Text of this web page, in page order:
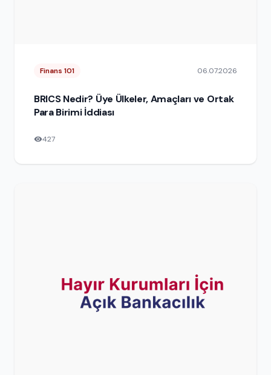
Finans 101 06.07.2026
BRICS Nedir? Üye Ülkeler, Amaçları ve Ortak
Para Birimi İddiası
427